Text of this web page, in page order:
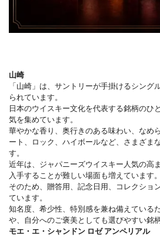
山崎
「山崎」は、サントリーが手掛けるシング
られています。
日本のウイスキー文化を代表する銘柄のひ
気を集めています。
華やかな香り、奥行きのある味わい、なめ
ート、ロック、ハイボールなど、さまざま
す。
近年は、ジャパニーズウイスキー人気の高
入手することが難しい場面も増えています。
そのため、贈答用、記念日用、コレクショ
ています。
知名度、希少性、特別感を兼ね備えている
や、自分へのご褒美としても選びやすい銘柄
モエ・エ・シャンドン ロゼ アンペリアル